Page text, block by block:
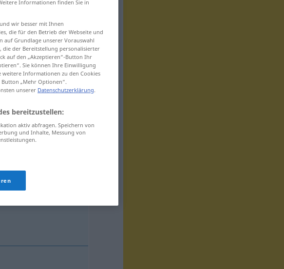
Informationen finden Sie in
wir besser mit Ihnen
die für den Betrieb der Webseite und
auf Grundlage unserer Vorauswahl
die der Bereitstellung personalisierter
auf den „Akzeptieren“-Button Ihr
Sie können Ihre Einwilligung
weitere Informationen zu den Cookies
„Mehr Optionen“.
unserer Datenschutzerklärung.
bereitzustellen:
aktiv abfragen. Speichern von
und Inhalte, Messung von